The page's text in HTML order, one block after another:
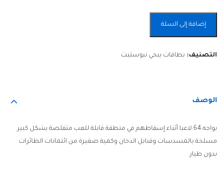
إضافة إلى السلة
التصنيف: بطاقات ببجي نيوستيت
الوصف
يواجه 64 لاعبا أثناء إسقاطهم في منطقة قابلة للعب متقلصة بشكل كبير
مسلحة بالمسدسات وقنابل الدخان وكمية صغيرة من ائتمانات الطائرات
بدون طيار.